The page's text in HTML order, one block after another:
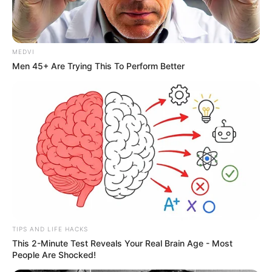
✳️ As desinformações que vêm de lideranças
✳️PEC 14 e PLP 185: Qual proposta é melhor?
MEDVI
Men 45+ Are Trying This To Perform Better
TIPS AND LIFE HACKS
This 2-Minute Test Reveals Your Real Brain Age - Most
People Are Shocked!